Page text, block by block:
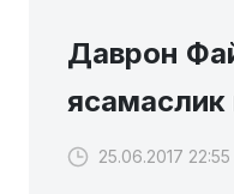
Даврон
ясамаслик
25.06.2017 22:55